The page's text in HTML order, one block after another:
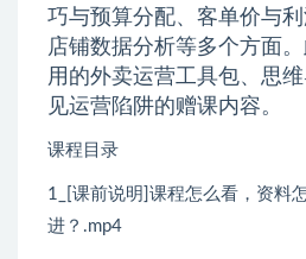
巧与预算分配、客单价与
店铺数据分析等多个方面
用的外卖运营工具包、思
见运营陷阱的赠课内容。
课程目录
1_[课前说明]课程怎么看，资料
进？.mp4